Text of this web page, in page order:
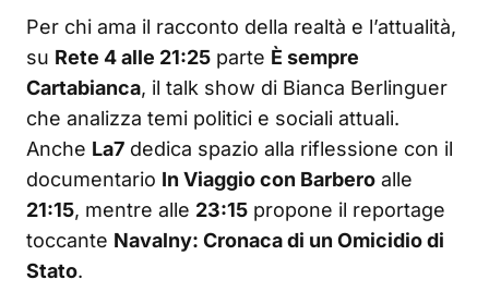
Per chi ama il racconto della realtà e l’attualità,
su Rete 4 alle 21:25 parte È sempre
Cartabianca, il talk show di Bianca Berlinguer
che analizza temi politici e sociali attuali.
Anche La7 dedica spazio alla riflessione con il
documentario In Viaggio con Barbero alle
21:15, mentre alle 23:15 propone il reportage
toccante Navalny: Cronaca di un Omicidio di
Stato.